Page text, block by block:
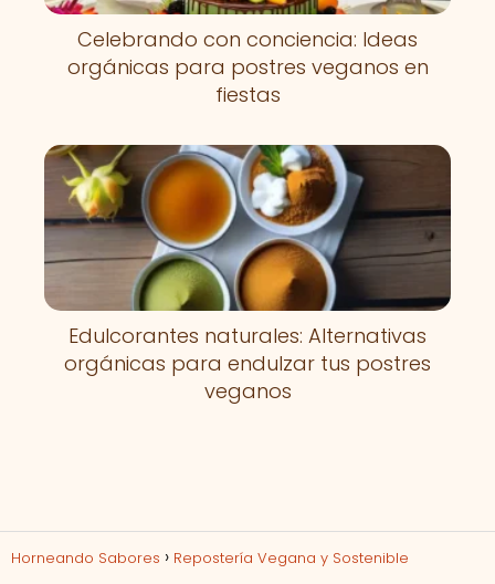
Celebrando con conciencia: Ideas
orgánicas para postres veganos en
fiestas
Edulcorantes naturales: Alternativas
orgánicas para endulzar tus postres
veganos
Horneando Sabores Repostería Vegana y Sostenible